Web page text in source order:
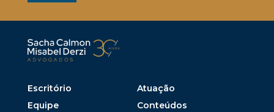
Escritório
Atuação
Equipe
Conteúdos